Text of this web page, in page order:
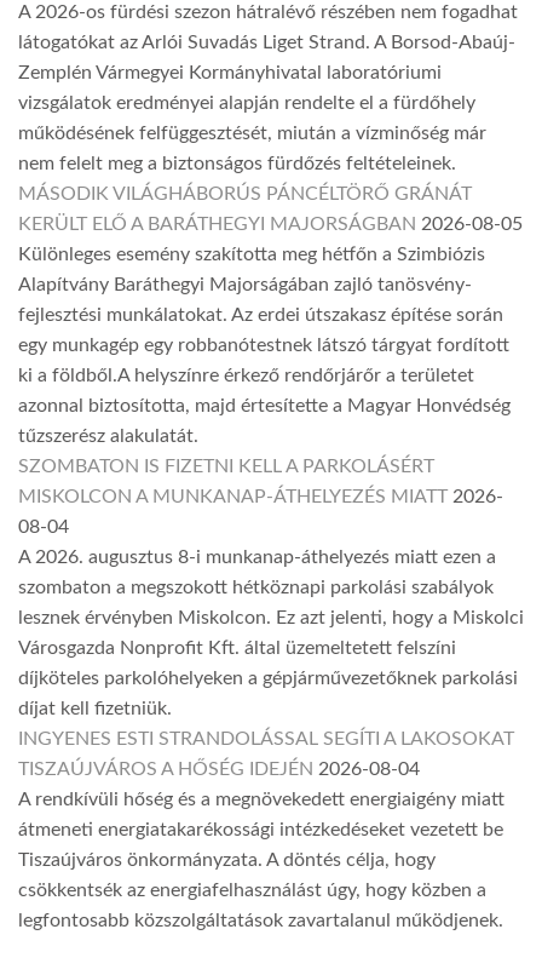
A 2026-os fürdési szezon hátralévő részében nem fogadhat
látogatókat az Arlói Suvadás Liget Strand. A Borsod-Abaúj-
Zemplén Vármegyei Kormányhivatal laboratóriumi
vizsgálatok eredményei alapján rendelte el a fürdőhely
működésének felfüggesztését, miután a vízminőség már
nem felelt meg a biztonságos fürdőzés feltételeinek.
MÁSODIK VILÁGHÁBORÚS PÁNCÉLTÖRŐ GRÁNÁT
KERÜLT ELŐ A BARÁTHEGYI MAJORSÁGBAN 2026-08-05
Különleges esemény szakította meg hétfőn a Szimbiózis
Alapítvány Baráthegyi Majorságában zajló tanösvény-
fejlesztési munkálatokat. Az erdei útszakasz építése során
egy munkagép egy robbanótestnek látszó tárgyat fordított
ki a földből.A helyszínre érkező rendőrjárőr a területet
azonnal biztosította, majd értesítette a Magyar Honvédség
tűzszerész alakulatát.
SZOMBATON IS FIZETNI KELL A PARKOLÁSÉRT
MISKOLCON A MUNKANAP-ÁTHELYEZÉS MIATT 2026-
08-04
A 2026. augusztus 8-i munkanap-áthelyezés miatt ezen a
szombaton a megszokott hétköznapi parkolási szabályok
lesznek érvényben Miskolcon. Ez azt jelenti, hogy a Miskolci
Városgazda Nonprofit Kft. által üzemeltetett felszíni
díjköteles parkolóhelyeken a gépjárművezetőknek parkolási
díjat kell fizetniük.
INGYENES ESTI STRANDOLÁSSAL SEGÍTI A LAKOSOKAT
TISZAÚJVÁROS A HŐSÉG IDEJÉN 2026-08-04
A rendkívüli hőség és a megnövekedett energiaigény miatt
átmeneti energiatakarékossági intézkedéseket vezetett be
Tiszaújváros önkormányzata. A döntés célja, hogy
csökkentsék az energiafelhasználást úgy, hogy közben a
legfontosabb közszolgáltatások zavartalanul működjenek.